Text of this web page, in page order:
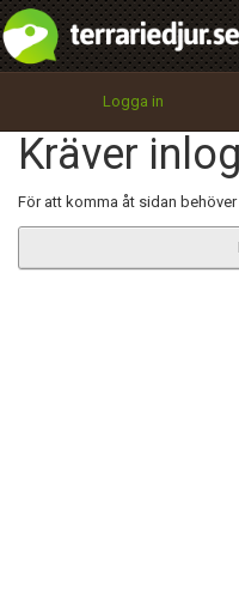
Logga in
Kräver
För att komma åt sidan
integritetspolicy
Namn:
Epost:
Begär nytt lösenord